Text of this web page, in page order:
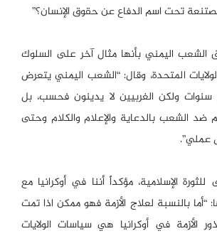
تحت اسم الدفاع عن حقوق الإنسان؟”
اليمني بأنها مثال آخر على السلوك
المتحدة، وقال: “الشعب اليمني يتعرض
ولكن الغربيين لا يدينون فحسب، بل
ضد الشعب بالدعاية والإعلام والكلام وحتى
عملي”.
الإسلامية، مؤكداً أننا في أوكرانيا مع
“أما بالنسبة لعلاج الأزمة فهو ممكن اذا تمت
الأزمة في أوكرانيا هي سياسات الولايات